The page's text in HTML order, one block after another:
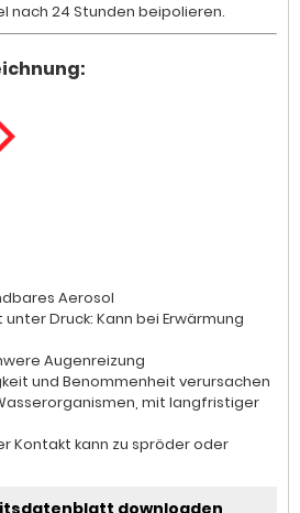
nach 24 Stunden beipolieren.
Aerosol
Druck: Kann bei Erwärmung
Augenreizung
und Benommenheit verursachen
mit langfristiger
Kontakt kann zu spröder oder
downloaden